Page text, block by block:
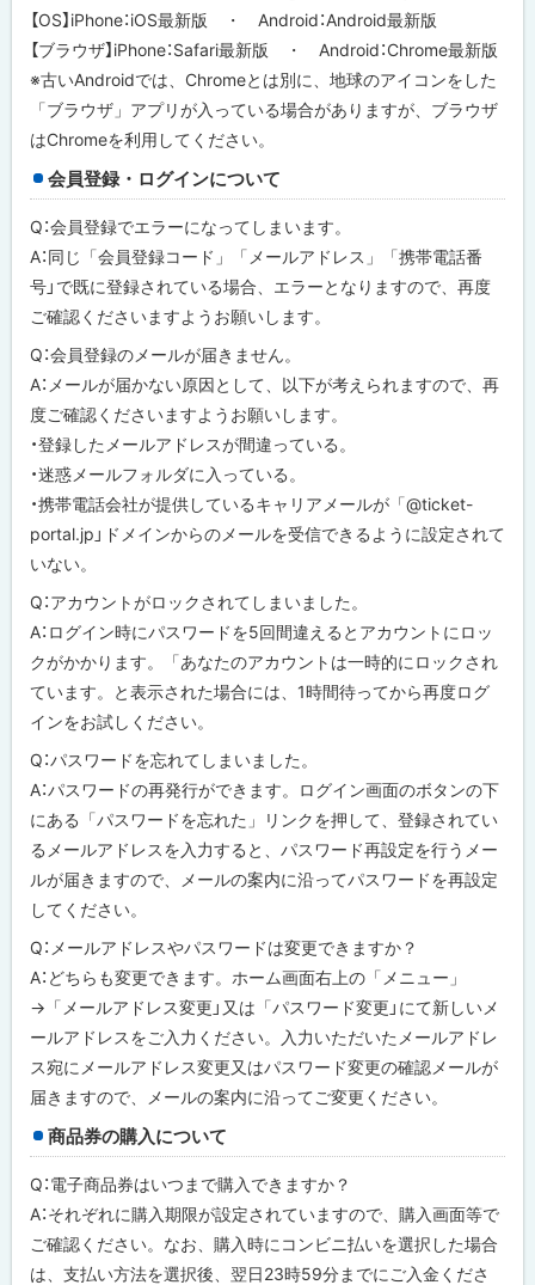
【OS】iPhone：iOS最新版 ・ Android：Android最新版
【ブラウザ】iPhone：Safari最新版 ・ Android：Chrome最新版
※古いAndroidでは、Chromeとは別に、地球のアイコンをした
「ブラウザ」アプリが入っている場合がありますが、ブラウザ
はChromeを利用してください。
会員登録・ログインについて
Q：会員登録でエラーになってしまいます。
A：同じ「会員登録コード」「メールアドレス」「携帯電話番
号」で既に登録されている場合、エラーとなりますので、再度
ご確認くださいますようお願いします。
Q：会員登録のメールが届きません。
A：メールが届かない原因として、以下が考えられますので、再
度ご確認くださいますようお願いします。
・登録したメールアドレスが間違っている。
・迷惑メールフォルダに入っている。
・携帯電話会社が提供しているキャリアメールが「@ticket-
portal.jp」ドメインからのメールを受信できるように設定されて
いない。
Q：アカウントがロックされてしまいました。
A：ログイン時にパスワードを5回間違えるとアカウントにロッ
クがかかります。「あなたのアカウントは一時的にロックされ
ています。と表示された場合には、1時間待ってから再度ログ
インをお試しください。
Q：パスワードを忘れてしまいました。
A：パスワードの再発行ができます。ログイン画面のボタンの下
にある「パスワードを忘れた」リンクを押して、登録されてい
るメールアドレスを入力すると、パスワード再設定を行うメー
ルが届きますので、メールの案内に沿ってパスワードを再設定
してください。
Q：メールアドレスやパスワードは変更できますか？
A：どちらも変更できます。ホーム画面右上の「メニュー」
→「メールアドレス変更」又は「パスワード変更」にて新しいメ
ールアドレスをご入力ください。入力いただいたメールアドレ
ス宛にメールアドレス変更又はパスワード変更の確認メールが
届きますので、メールの案内に沿ってご変更ください。
商品券の購入について
Q：電子商品券はいつまで購入できますか？
A：それぞれに購入期限が設定されていますので、購入画面等で
ご確認ください。なお、購入時にコンビニ払いを選択した場合
は、支払い方法を選択後、翌日23時59分までにご入金くださ